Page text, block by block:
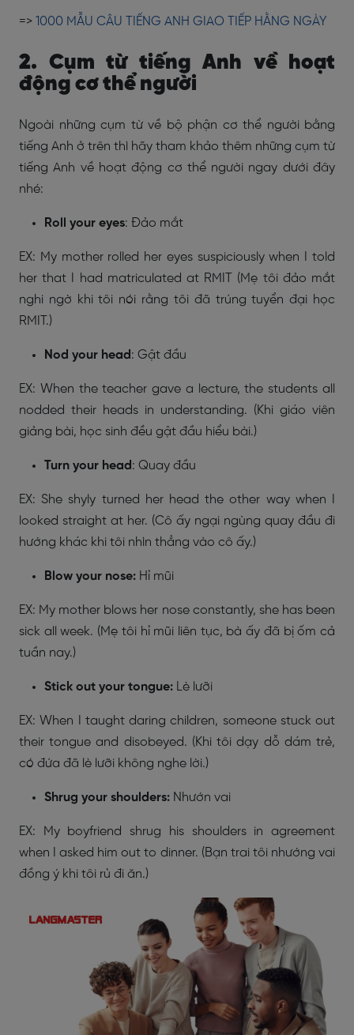
=> 1000 MẪU CÂU TIẾNG ANH GIAO TIẾP HẰNG NGÀY
2. Cụm từ tiếng Anh về hoạt
động cơ thể người
Ngoài những cụm từ về bộ phận cơ thể người bằng
tiếng Anh ở trên thì hãy tham khảo thêm những cụm từ
tiếng Anh về hoạt động cơ thể người ngay dưới đây
nhé:
Roll your eyes: Đảo mắt
EX: My mother rolled her eyes suspiciously when I told
her that I had matriculated at RMIT (Mẹ tôi đảo mắt
nghi ngờ khi tôi nói rằng tôi đã trúng tuyển đại học
RMIT.)
Nod your head: Gật đầu
EX: When the teacher gave a lecture, the students all
nodded their heads in understanding. (Khi giáo viên
giảng bài, học sinh đều gật đầu hiểu bài.)
Turn your head: Quay đầu
EX: She shyly turned her head the other way when I
looked straight at her. (Cô ấy ngại ngùng quay đầu đi
hướng khác khi tôi nhìn thẳng vào cô ấy.)
Blow your nose: Hỉ mũi
EX: My mother blows her nose constantly, she has been
sick all week. (Mẹ tôi hỉ mũi liên tục, bà ấy đã bị ốm cả
tuần nay.)
Stick out your tongue: Lè lưỡi
EX: When I taught daring children, someone stuck out
their tongue and disobeyed. (Khi tôi dạy dỗ dám trẻ,
có đứa đã lè lưỡi không nghe lời.)
Shrug your shoulders: Nhướn vai
EX: My boyfriend shrug his shoulders in agreement
when I asked him out to dinner. (Bạn trai tôi nhướng vai
đồng ý khi tôi rủ đi ăn.)